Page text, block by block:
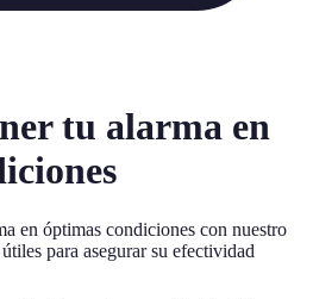
tu alarma en
en óptimas condiciones con nuestro
para asegurar su efectividad